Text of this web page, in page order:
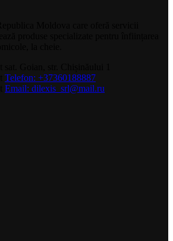
Telefon: +37360188887
Email: dilexis_srl@mail.ru